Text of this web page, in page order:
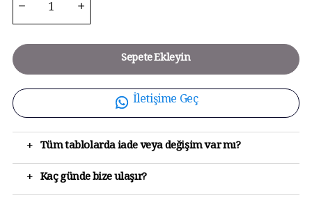
Sepete Ekleyin
İletişime Geç
+ Tüm tablolarda iade veya değişim var mı?
+ Kaç günde bize ulaşır?